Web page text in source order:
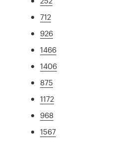
712
926
1466
1406
875
1172
968
1567